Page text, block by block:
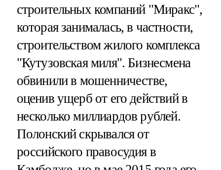
строительных компаний "Миракс",
которая занималась, в частности,
строительством жилого комплекса
"Кутузовская миля". Бизнесмена
обвинили в мошенничестве,
оценив ущерб от его действий в
несколько миллиардов рублей.
Полонский скрывался от
российского правосудия в